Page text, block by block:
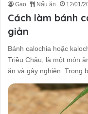
Gạo Nấu ăn 12/01/
Cách làm bánh
giản
Bánh calochia hoặc
Triều Châu, là một món
ăn và gây nghiện. Trong